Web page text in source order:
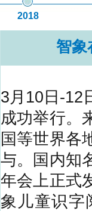
2018
智象
3月10日-12
成功举行。
国等世界各
与。国内知
年会上正式
象儿童识字